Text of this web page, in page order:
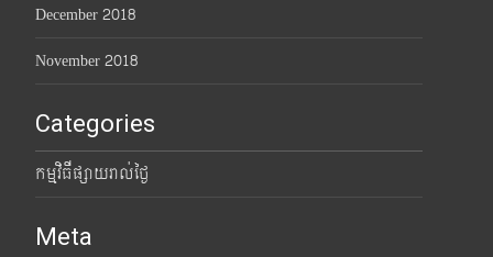
December 2018
November 2018
Categories
កម្មវិធីផ្សាយរាល់ថ្ងៃ
Meta